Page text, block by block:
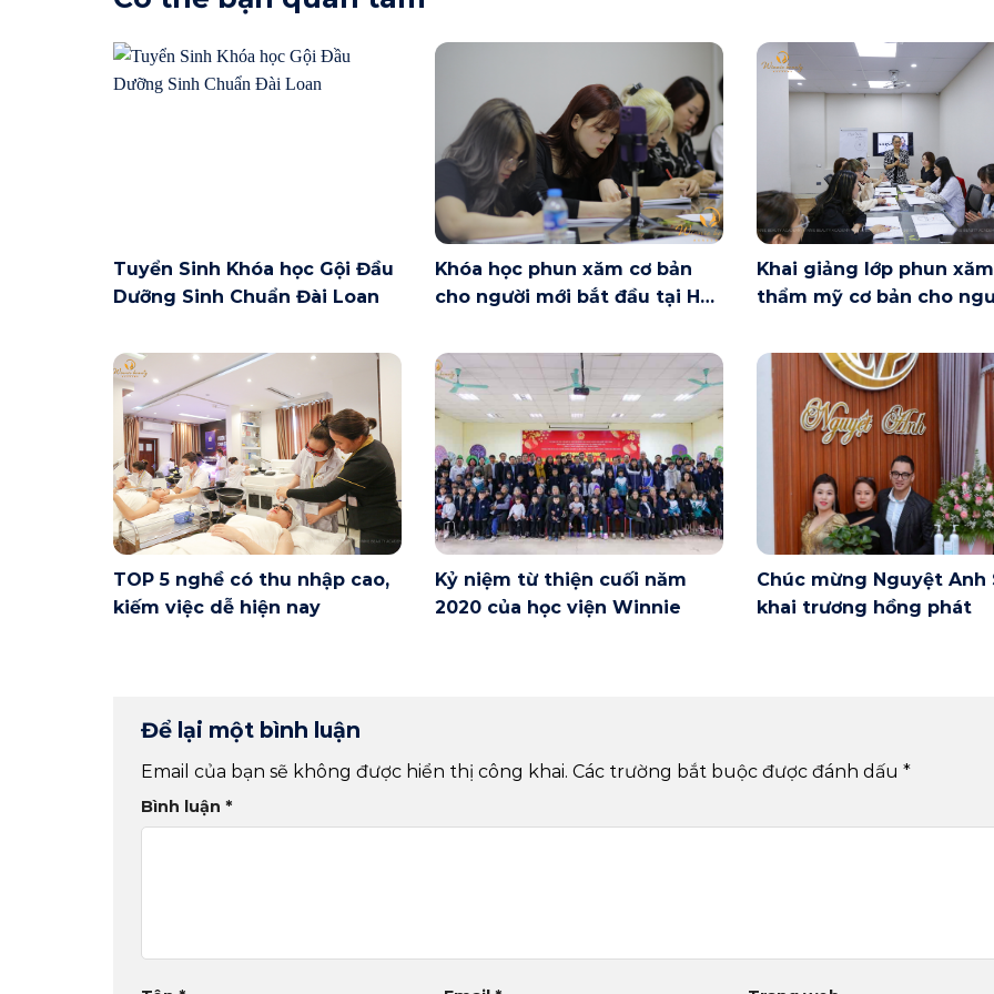
Tuyển Sinh Khóa học Gội Đầu
Dưỡng Sinh Chuẩn Đài Loan
Khóa học phun xăm cơ bản
cho người mới bắt đầu tại Hà
Khai giảng lớp phun xăm
thẩm mỹ cơ bản cho
TOP 5 nghề có thu nhập cao,
kiếm việc dễ hiện nay
Kỷ niệm từ thiện cuối năm
2020 của học viện Winnie
Chúc mừng Nguyệt Anh
khai trương hồng phát
Để lại một bình luận
Email của bạn sẽ không được hiển thị công khai. Các trường bắt buộc được đánh dấu *
Bình luận *